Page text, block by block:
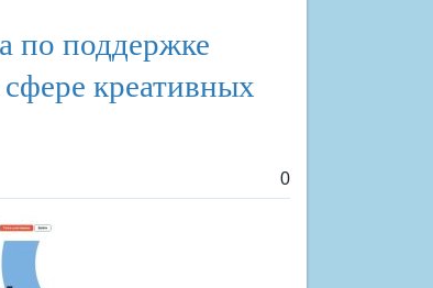
по поддержке
креативных
0